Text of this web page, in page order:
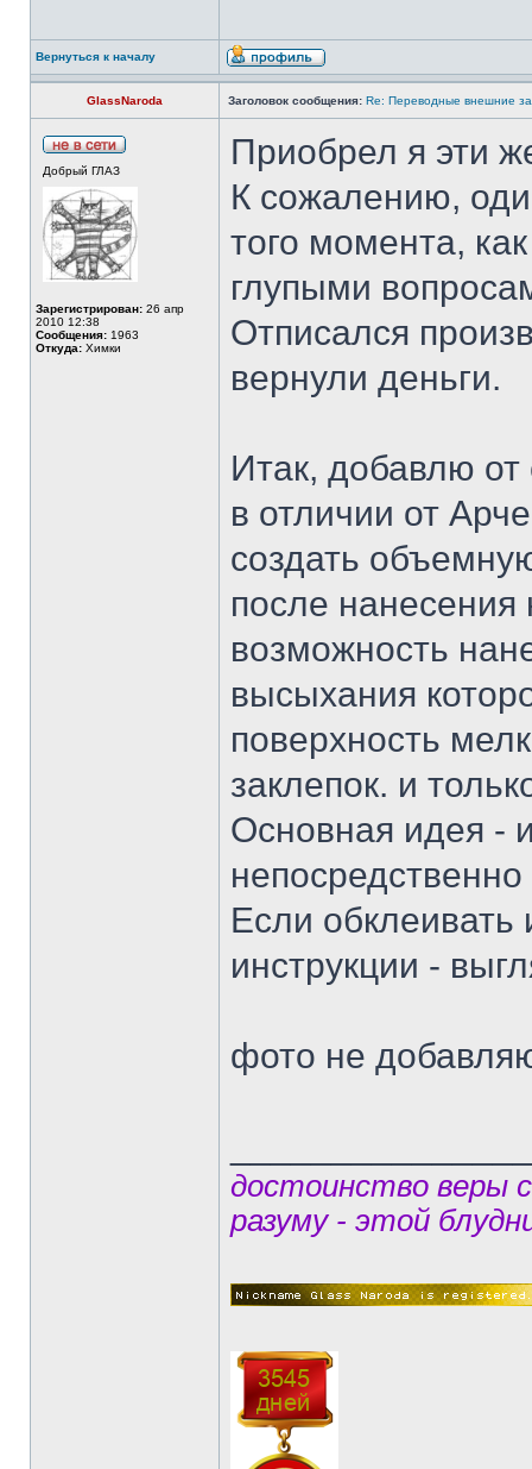
Вернуться к началу
GlassNaroda Заголовок сообщения: Re: Переводные внешние
Добрый ГЛАЗ
Зарегистрирован: 26 апр
2010 12:38
Сообщения: 1963
Откуда: Химки
Приобрел я эти
К сожалению,
того момента,
глупыми
Отписался
вернули деньги.
Итак, добавлю от
в отличии от
создать
после нанесения
возможность
высыхания
поверхность
заклепок. и
Основная идея -
непосредственно
Если обклеивать
инструкции -
фото не
достоинство веры
разуму - этой